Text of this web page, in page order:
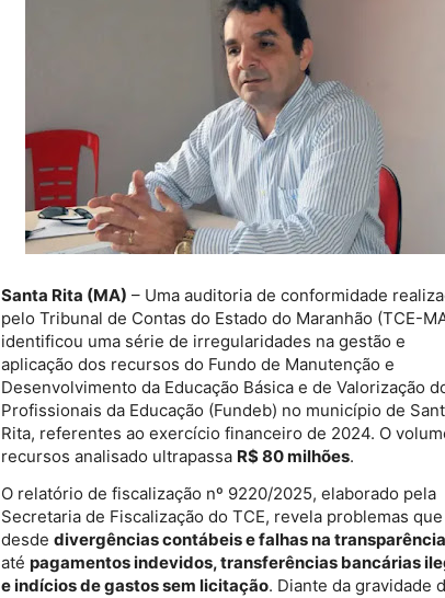
Santa Rita (MA) – Uma auditoria de conformidade
pelo Tribunal de Contas do Estado do Maranhão (TCE-
identificou uma série de irregularidades na gestão e
aplicação dos recursos do Fundo de Manutenção e
Desenvolvimento da Educação Básica e de Valorização
Profissionais da Educação (Fundeb) no município de
Rita, referentes ao exercício financeiro de 2024. O
recursos analisado ultrapassa R$ 80 milhões.
O relatório de fiscalização nº 9220/2025, elaborado pela
Secretaria de Fiscalização do TCE, revela problemas que
desde divergências contábeis e falhas na transparência
até pagamentos indevidos, transferências bancárias
e indícios de gastos sem licitação. Diante da gravidade